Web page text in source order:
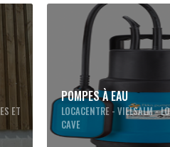
ET
POMPES À EAU
LOCACENTRE - VIELSALM -
CAVE